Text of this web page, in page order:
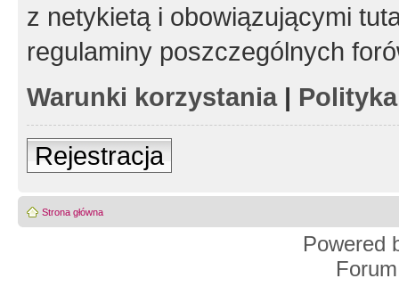
z netykietą i obowiązującymi
regulaminy poszczególnych
Warunki korzystania|
Rejestracja
Strona główna
Powered